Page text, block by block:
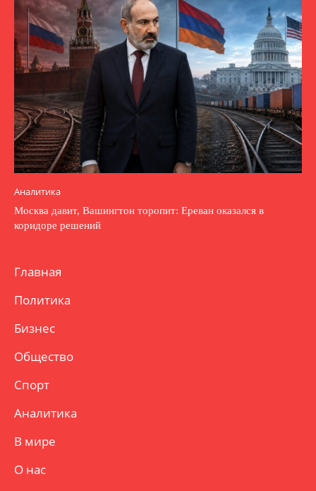
Аналитика
Москва давит, Вашингтон торопит: Ереван оказался в
коридоре решений
Главная
Политика
Бизнес
Общество
Спорт
Аналитика
В мире
О нас